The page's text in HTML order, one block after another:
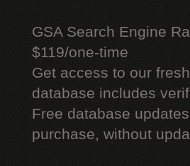
GSA Search Engine
$119/one-time
Get access to our
database includes
Free database
purchase, without